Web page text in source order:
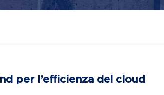
per l’efficienza del cloud